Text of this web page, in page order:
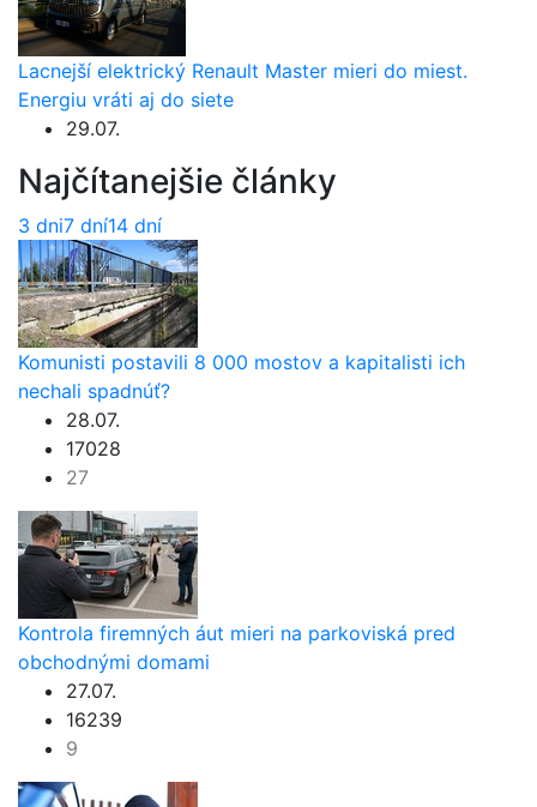
Lacnejší elektrický Renault Master mieri do miest.
Energiu vráti aj do siete
29.07.
Najčítanejšie články
3 dni7 dní14 dní
Komunisti postavili 8 000 mostov a kapitalisti ich
nechali spadnúť?
28.07.
17028
27
Kontrola firemných áut mieri na parkoviská pred
obchodnými domami
27.07.
16239
9